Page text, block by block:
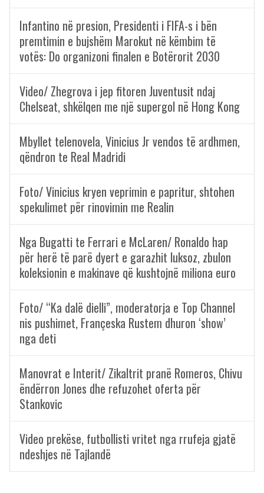
Infantino në presion, Presidenti i FIFA-s i bën
premtimin e bujshëm Marokut në këmbim të
votës: Do organizoni finalen e Botërorit 2030
Video/ Zhegrova i jep fitoren Juventusit ndaj
Chelseat, shkëlqen me një supergol në Hong Kong
Mbyllet telenovela, Vinicius Jr vendos të ardhmen,
qëndron te Real Madridi
Foto/ Vinicius kryen veprimin e papritur, shtohen
spekulimet për rinovimin me Realin
Nga Bugatti te Ferrari e McLaren/ Ronaldo hap
për herë të parë dyert e garazhit luksoz, zbulon
koleksionin e makinave që kushtojnë miliona euro
Foto/ “Ka dalë dielli”, moderatorja e Top Channel
nis pushimet, Françeska Rustem dhuron ‘show’
nga deti
Manovrat e Interit/ Zikaltrit pranë Romeros, Chivu
ëndërron Jones dhe refuzohet oferta për
Stankovic
Video prekëse, futbollisti vritet nga rrufeja gjatë
ndeshjes në Tajlandë